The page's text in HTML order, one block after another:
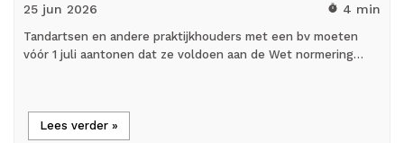
25 jun 2026 timer 4 min
Tandartsen en andere praktijkhouders met een bv moeten
vóór 1 juli aantonen dat ze voldoen aan de Wet normering…
Lees verder »